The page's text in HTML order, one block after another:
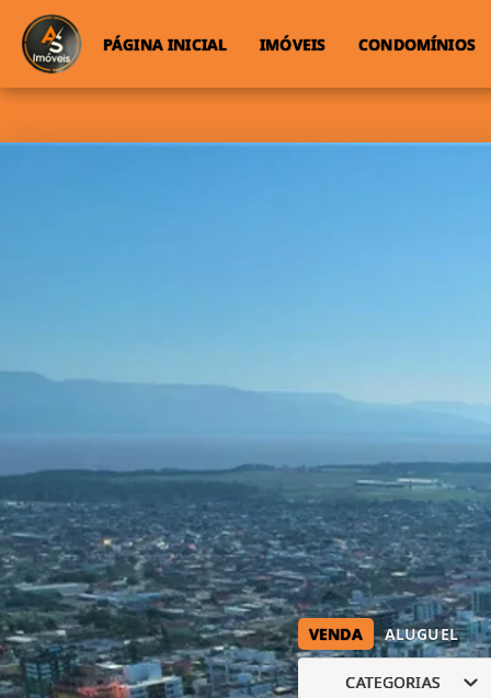
PÁGINA INICIAL IMÓVEIS CONDOMÍNIOS
VENDA ALUGUEL
CATEGORIAS